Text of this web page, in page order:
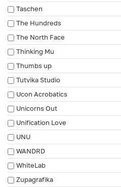
Taschen
The Hundreds
The North Face
Thinking Mu
Thumbs up
Tutvika Studio
Ucon Acrobatics
Unicorns Out
Unification Love
UNU
WANDRD
WhiteLab
Zupagrafika